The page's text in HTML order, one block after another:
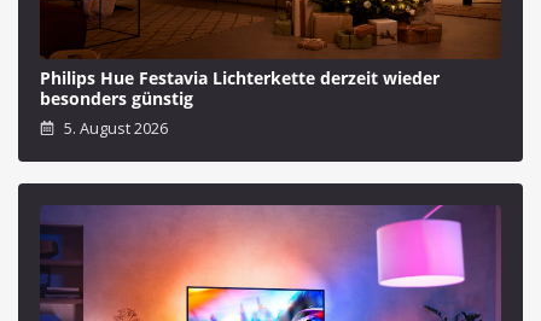
Philips Hue Festavia Lichterkette derzeit wieder
besonders günstig
5. August 2026